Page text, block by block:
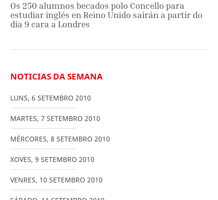
Os 250 alumnos becados polo Concello para
estudiar inglés en Reino Unido sairán a partir do
día 9 cara a Londres
NOTICIAS DA SEMANA
LUNS, 6 SETEMBRO 2010
MARTES, 7 SETEMBRO 2010
MÉRCORES, 8 SETEMBRO 2010
XOVES, 9 SETEMBRO 2010
VENRES, 10 SETEMBRO 2010